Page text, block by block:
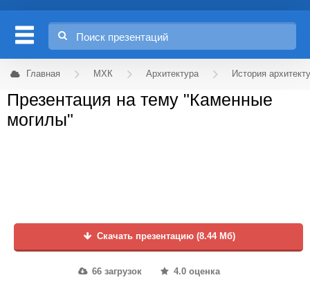
Главная МХК Архитектура История
Презентация на тему "Каменные
могилы"
Скачать презентацию (8.44 Мб)
66 загрузок 4.0 оценка